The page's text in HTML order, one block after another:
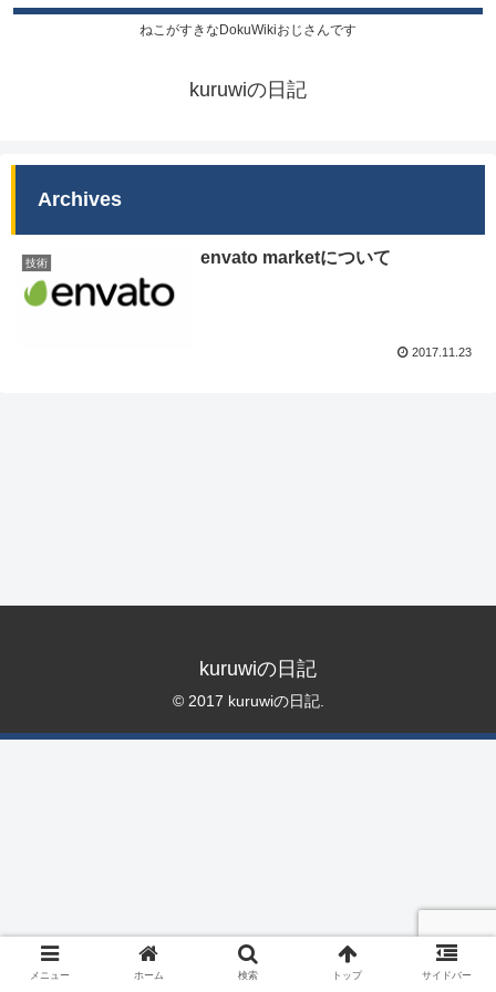
ねこがすきなDokuWikiおじさんです
kuruwiの日記
Archives
技術 envato marketについて
2017.11.23
kuruwiの日記
© 2017 kuruwiの日記.
メニュー ホーム 検索 トップ サイドバー